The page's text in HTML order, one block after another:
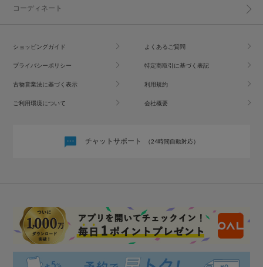
コーディネート
ショッピングガイド よくあるご質問
プライバシーポリシー 特定商取引に基づく表記
古物営業法に基づく表示 利用規約
ご利用環境について 会社概要
チャットサポート （24時間自動対応）